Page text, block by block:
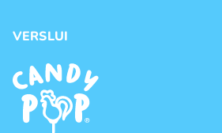
Naujienos
Prekių ženklai
Pristatymas
Prekių grąžinimas ir keitimas
Pirkimo taisyklės
Privatumo politika
VERSLUI
Franšizė
Didmeninė prekyba